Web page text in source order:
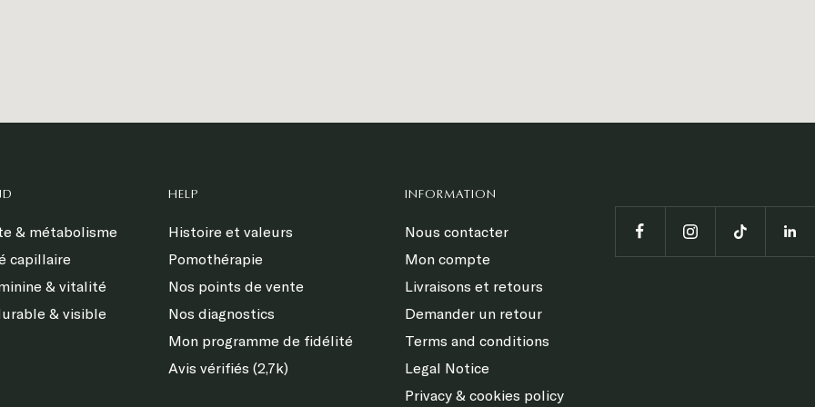
& métabolisme
capillaire
& vitalité
& visible
HELP
Histoire et valeurs
Pomothérapie
Nos points de vente
Nos diagnostics
Mon programme de fidélité
Avis vérifiés (2,7k)
INFORMATION
Nous contacter
Mon compte
Livraisons et retours
Demander un retour
Terms and conditions
Legal Notice
Privacy & cookies policy